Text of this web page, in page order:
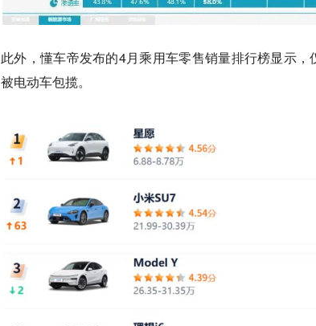
此外，懂车帝发布的4月乘用车零售销量排行榜显示，
被电动车包揽。